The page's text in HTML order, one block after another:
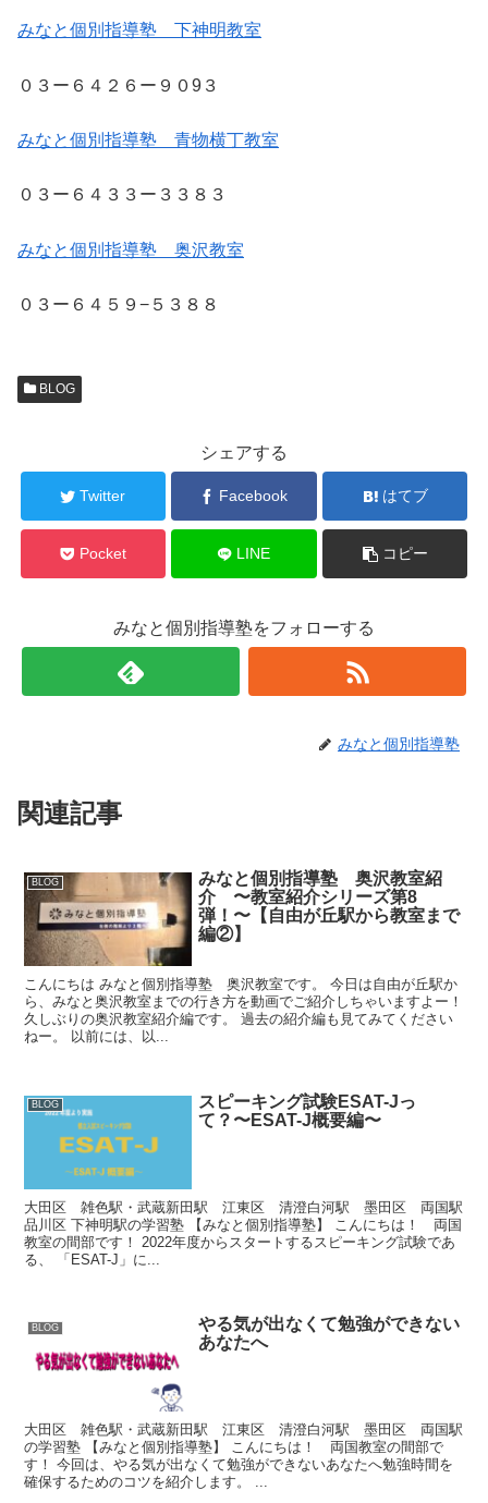
みなと個別指導塾 下神明教室
０３ー６４２６ー９０9３
みなと個別指導塾 青物横丁教室
０３ー６４３３ー３３８３
みなと個別指導塾 奥沢教室
０３ー６４５９−５３８８
BLOG
シェアする
Twitter Facebook はてブ
Pocket LINE コピー
みなと個別指導塾をフォローする
みなと個別指導塾
関連記事
BLOG
みなと個別指導塾 奥沢教室紹
介 〜教室紹介シリーズ第8
弾！〜【自由が丘駅から教室まで
編②】
こんにちは みなと個別指導塾 奥沢教室です。 今日は自由が丘駅か
ら、みなと奥沢教室までの行き方を動画でご紹介しちゃいますよー！
久しぶりの奥沢教室紹介編です。 過去の紹介編も見てみてください
ねー。 以前には、以...
BLOG
スピーキング試験ESAT-Jっ
て？〜ESAT-J概要編〜
大田区 雑色駅・武蔵新田駅 江東区 清澄白河駅 墨田区 両国駅
品川区 下神明駅の学習塾 【みなと個別指導塾】 こんにちは！ 両国
教室の間部です！ 2022年度からスタートするスピーキング試験であ
る、 「ESAT-J」に...
BLOG
やる気が出なくて勉強ができない
あなたへ
大田区 雑色駅・武蔵新田駅 江東区 清澄白河駅 墨田区 両国駅
の学習塾 【みなと個別指導塾】 こんにちは！ 両国教室の間部で
す！ 今回は、やる気が出なくて勉強ができないあなたへ勉強時間を
確保するためのコツを紹介します。 ...